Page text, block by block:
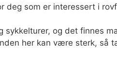
deg som er interessert i
sykkelturer, og det finnes
her kan være sterk, så